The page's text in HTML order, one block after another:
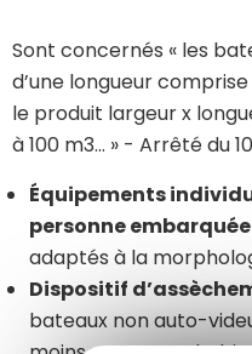
Sont concernés « les
d’une longueur
le produit largeur x
à 100 m3... » - Arrêté du
Équipements
personne embarquée
adaptés à la
Dispositif
bateaux non auto-